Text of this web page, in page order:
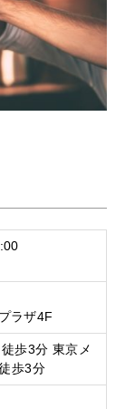
ラザ4F
3分 東京メ
歩3分